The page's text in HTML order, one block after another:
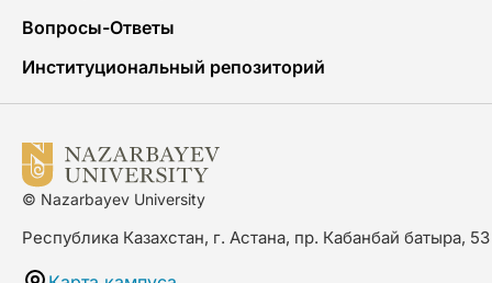
Вопросы-Ответы
Институциональный репозиторий
© Nazarbayev University
Республика Казахстан, г. Астана, пр. Кабанбай батыра, 53